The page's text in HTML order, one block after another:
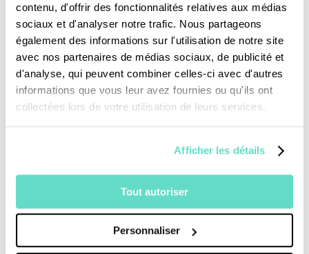
contenu, d'offrir des fonctionnalités relatives aux médias
sociaux et d'analyser notre trafic. Nous partageons
également des informations sur l'utilisation de notre site
avec nos partenaires de médias sociaux, de publicité et
d'analyse, qui peuvent combiner celles-ci avec d'autres
informations que vous leur avez fournies ou qu'ils ont
collectées lors de votre utilisation de leurs services.
Afficher les détails
Tout autoriser
Personnaliser
l'écoute des mondesde Véronick Beaulieu.
Puis, nous proposerons un dispositif spécial à
l’antenne et sur nos canaux numériques. Sur
France 2, surlejourduseigneur.comet sur nos
réseaux sociaux (YouTube,Facebook,
et émissions spéciales pour vivre intensément
Pour aller plus loin :